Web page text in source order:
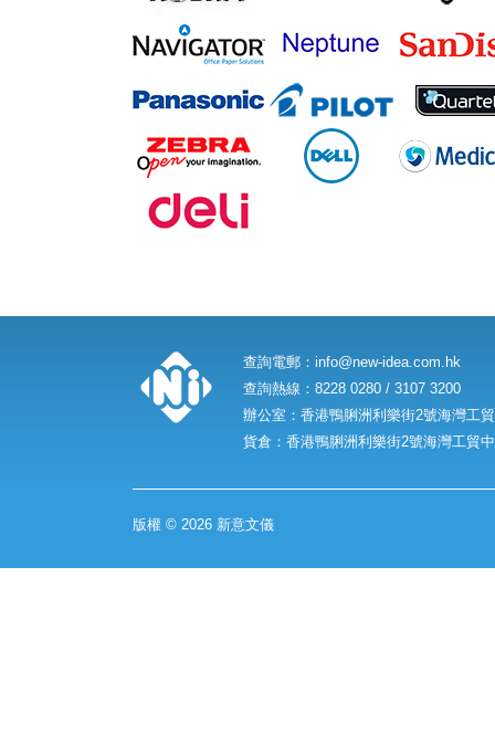
查詢電郵： info@new-idea.com.hk
查詢熱線：8228 0280 / 3107 3200
辦公室：香港鴨脷洲利樂街2號海灣工
貨倉：香港鴨脷洲利樂街2號海灣工貿
版權 © 2026 新意文儀